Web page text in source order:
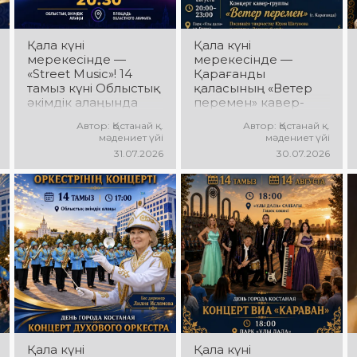
күтеді!
Қала күні
мерекесінде —
«Street Music»! 14
тамыз күні Облыстық
әкімдік алаңында
ұжымдарының
«Street Music»
бағдарламасы өтеді!
Сіздерді заманауи
музыка, жарқын
орындаулар, қуатты
энергия мен көтеріңкі
мерекелік көңіл күй
күтеді!
Автор: Қостанай қ.
мәдениет үйі
31.07.2026
Қала күні
мерекесінде —
Қарағанды
қаласының «Ветер
перемен» кавер-
«Ұлы Дала»
саябағында Юрий
Шатунов пен
«Ласковый май»
тобының
шығармашылығына
арналған концерт
өтеді! Сіздерді көпшілік
сүйіп тыңдайтын
әндер, жылы
естеліктер мен
ерекше музыкалық
атмосфера күтеді!
Автор: Қостанай қ.
мәдениет үйі
30.07.2026
Қала күні
Қала күні